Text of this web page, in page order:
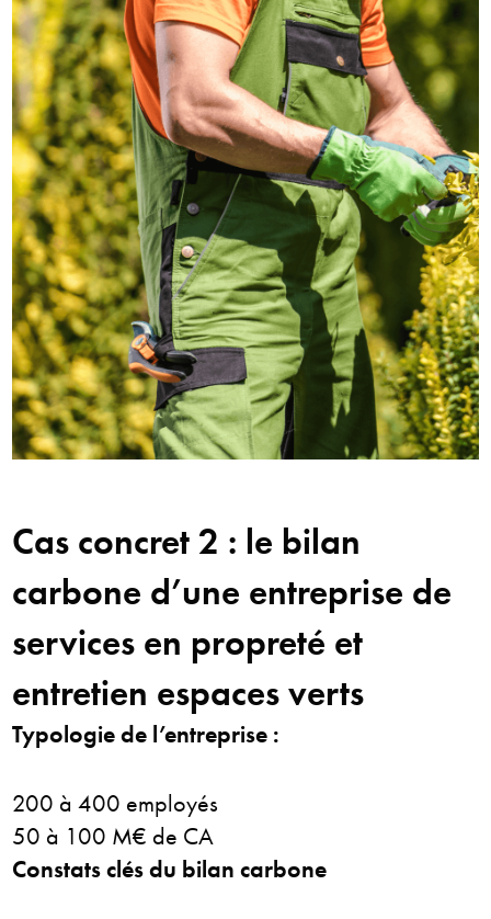
Cas concret 2 : le bilan
carbone d’une entreprise de
services en propreté et
entretien espaces verts
Typologie de l’entreprise :
200 à 400 employés
50 à 100 M€ de CA
Constats clés du bilan carbone